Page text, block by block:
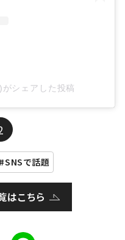
シェアした投稿
SNSで話題
はこちら